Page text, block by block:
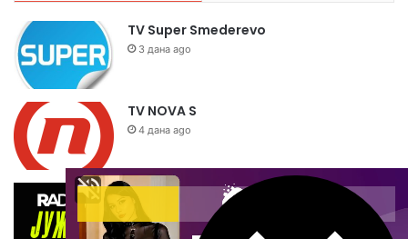
TV Super Smederevo
3 дана ago
TV NOVA S
4 дана ago
Radio S Južni
1 седмица ago